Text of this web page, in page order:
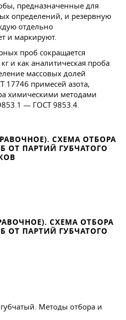
предназначенные для
определений, и резервную
отдельно
и маркируют.
проб сокращается
и как аналитическая проба
массовых долей
17746 примесей азота,
химическими методами
.1 — ГОСТ 9853.4.
СХЕМА ОТБОРА
ОТ ПАРТИЙ ГУБЧАТОГО
СХЕМА ОТБОРА
ОТ ПАРТИЙ ГУБЧАТОГО